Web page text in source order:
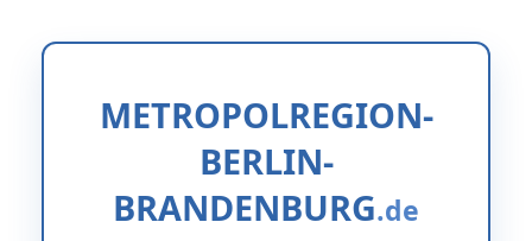
METROPOLREGION-
BERLIN-
BRANDENBURG